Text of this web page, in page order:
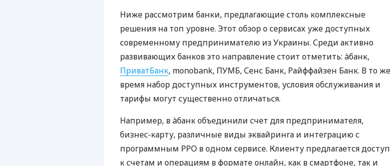
Ниже рассмотрим банки, предлагающие столь комплексные
решения на топ уровне. Этот обзор о сервисах уже доступных
современному предпринимателю из Украины. Среди активно
развивающих банков это направление стоит отметить: àбанк,
ПриватБанк, monobank, ПУМБ, Сенс Банк, Райффайзен Банк. В то же
время набор доступных инструментов, условия обслуживания и
тарифы могут существенно отличаться.
Например, в àбанк объединили счет для предпринимателя,
бизнес-карту, различные виды эквайринга и интеграцию с
программным РРО в одном сервисе. Клиенту предлагается доступ
к счетам и операциям в формате онлайн, как в смартфоне, так и